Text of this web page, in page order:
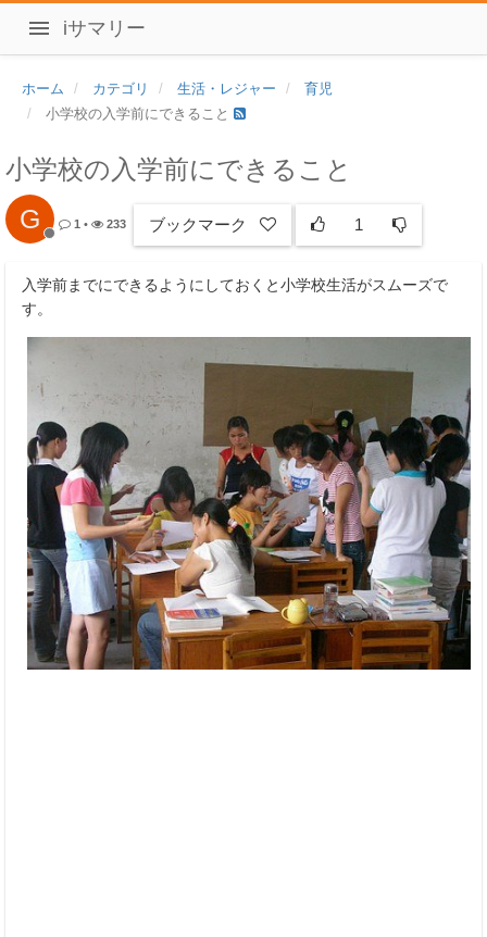
iサマリー
ホーム カテゴリ 生活・レジャー
育児
小学校の入学前にできること
小学校の入学前にできること
G 1 • 233 ブックマーク 1
入学前までにできるようにしておくと小学校生活がスムーズで
す。